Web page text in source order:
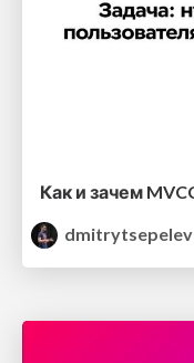
dmitrytsepelev